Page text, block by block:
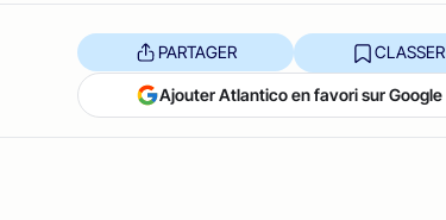
PARTAGER CLASSER
Ajouter Atlantico en favori sur Google